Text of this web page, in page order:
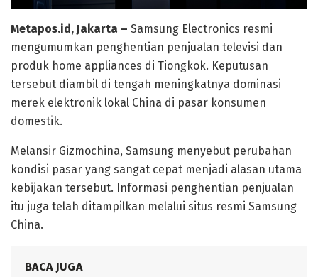
Metapos.id, Jakarta – Samsung Electronics resmi
mengumumkan penghentian penjualan televisi dan
produk home appliances di Tiongkok. Keputusan
tersebut diambil di tengah meningkatnya dominasi
merek elektronik lokal China di pasar konsumen
domestik.
Melansir Gizmochina, Samsung menyebut perubahan
kondisi pasar yang sangat cepat menjadi alasan utama
kebijakan tersebut. Informasi penghentian penjualan
itu juga telah ditampilkan melalui situs resmi Samsung
China.
BACA JUGA